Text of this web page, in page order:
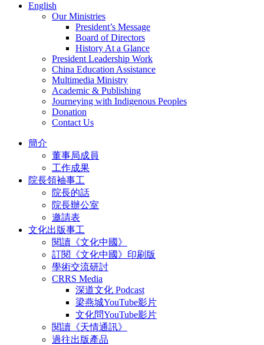
English
Our Ministries
President’s Message
Board of Directors
History At a Glance
President Leadership Work
China Education Assistance
Multimedia Ministry
Academic & Publishing
Journeying with Indigenous Peoples
Donation
Contact Us
簡介
董事局成員
工作成果
院長領袖事工
院長的話
院長辦公室
邀請表
文化出版事工
閱讀《文化中國》
訂閱《文化中國》印刷版
學術交流研討
CRRS Media
深道文化 Podcast
梁燕城YouTube影片
文化問YouTube影片
閱讀《天情通訊》
過往出版產品